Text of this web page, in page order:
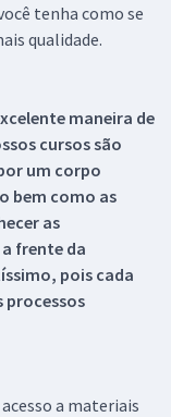
tenha como se
qualidade.
maneira de
cursos são
um corpo
bem como as
as
frente da
pois cada
processos
a materiais